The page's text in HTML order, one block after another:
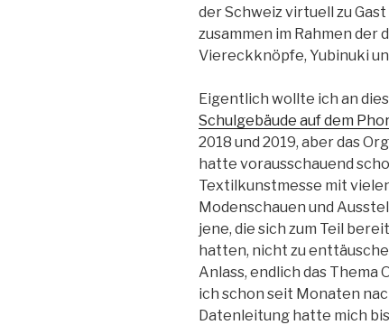
der Schweiz virtuell zu
zusammen im Rahmen der
Viereckknöpfe, Yubinuki
Eigentlich wollte ich an
Schulgebäude auf dem
2018 und 2019, aber das
hatte vorausschauend
Textilkunstmesse mit
Modenschauen und
jene, die sich zum Teil
hatten, nicht zu
Anlass, endlich das Thema
ich schon seit Monaten
Datenleitung hatte mich